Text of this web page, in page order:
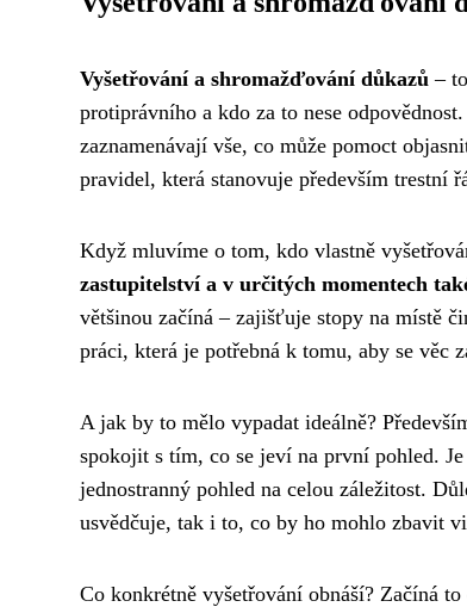
Vyšetřování a shromažďování důkazů –
protiprávního a kdo za to nese
zaznamenávají vše, co může pomoct
pravidel, která stanovuje především trestní
Když mluvíme o tom, kdo vlastně
zastupitelství a v určitých momentech
většinou začíná – zajišťuje stopy na místě
práci, která je potřebná k tomu, aby se věc
A jak by to mělo vypadat ideálně?
spokojit s tím, co se jeví na první pohled.
jednostranný pohled na celou záležitost.
usvědčuje, tak i to, co by ho mohlo zbavit
Co konkrétně vyšetřování obnáší? Začíná to